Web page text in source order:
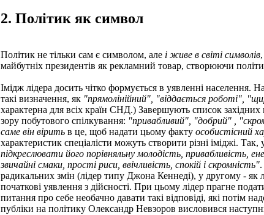
2. Політик як символ
Політик не тільки сам є символом, але і живе в світі символів
майбутніх президентів як рекламний товар, створюючи
Імідж лідера досить чітко формується в уявленні населення.
такі визначення, як "прямолінійний", "віддається роботі",
характерна для всіх країн СНД.) Завершують список
зору побутового спілкування: "привабливий", "добрий" ,
саме він вірить в це, щоб надати цьому факту особистісний
характеристик спеціалісти можуть створити різні іміджі.
підкреслювати його порівняльну молодість, привабливість,
звичайні смаки, прості риси, ввічливість, спокій і скромність"
радикальних змін (лідер типу Джона Кеннеді), у другому -
початкові уявлення з дійсності. При цьому лідер прагне
питання про себе необачно давати такі відповіді, які потім
публіки на політику Олександр Невзоров висловився